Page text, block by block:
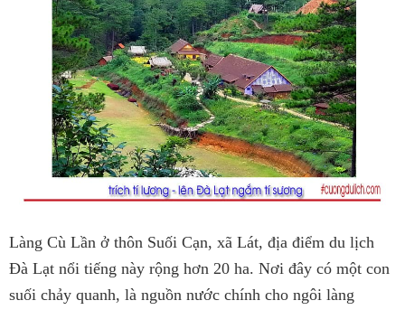
Làng Cù Lần ở thôn Suối Cạn, xã Lát, địa điểm du lịch
Đà Lạt nổi tiếng này rộng hơn 20 ha. Nơi đây có một con
suối chảy quanh, là nguồn nước chính cho ngôi làng